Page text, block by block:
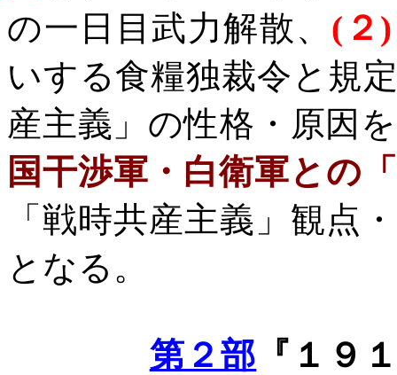
の一日目武力解散、 ( ２ )
いする食糧独裁令と規
産主義」の性格・原因
国干渉軍・白衛軍との
「戦時共産主義」観点
となる。
第２部 『１９